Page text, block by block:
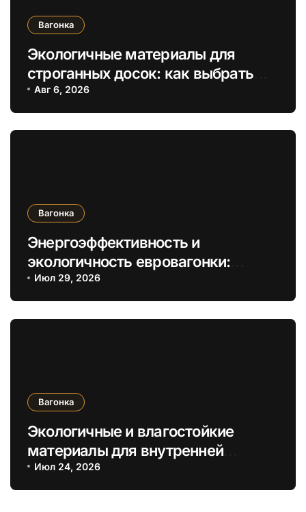
Вагонка
Экологичные материалы для
строганных досок: как выбрать
безопасные отделочные решения
Авг 6, 2026
Вагонка
Энергоэффективность и
экологичность евровагонки:
инновационные материалы и
технологии отделки придомного
пространства
Июл 29, 2026
Вагонка
Экологичные и влагостойкие
материалы для внутренней
отделки с имитацией деревянного
бруса
Июл 24, 2026